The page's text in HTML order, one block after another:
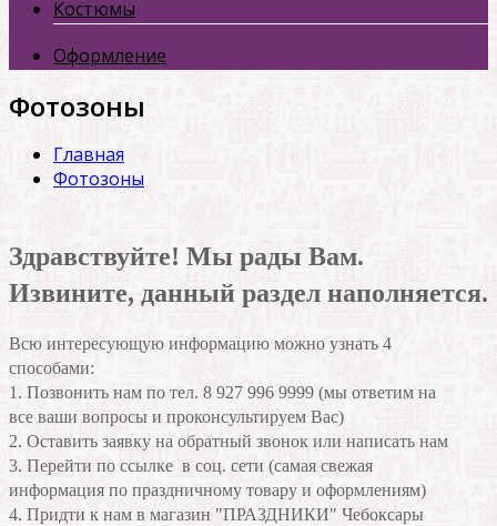
Костюмы
Оформление
Фотозоны
Главная
Фотозоны
Здравствуйте! Мы рады Вам.
Извините, данный раздел наполняется.
Всю интересующую информацию можно узнать 4
способами:
1. Позвонить нам по тел. 8 927 996 9999 (мы ответим на
все ваши вопросы и проконсультируем Вас)
2. Оставить заявку на обратный звонок или написать нам
3. Перейти по ссылке в соц. сети (самая свежая
информация по праздничному товару и оформлениям)
4. Придти к нам в магазин "ПРАЗДНИКИ" Чебоксары